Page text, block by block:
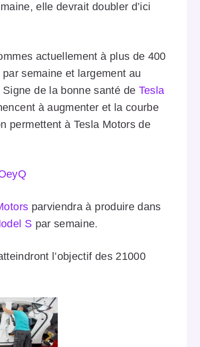
elle devrait doubler d’ici
actuellement à plus de 400
par semaine et largement au
de la bonne santé de Tesla
à augmenter et la courbe
permettent à Tesla Motors de
parviendra à produire dans
S par semaine.
l’objectif des 21000